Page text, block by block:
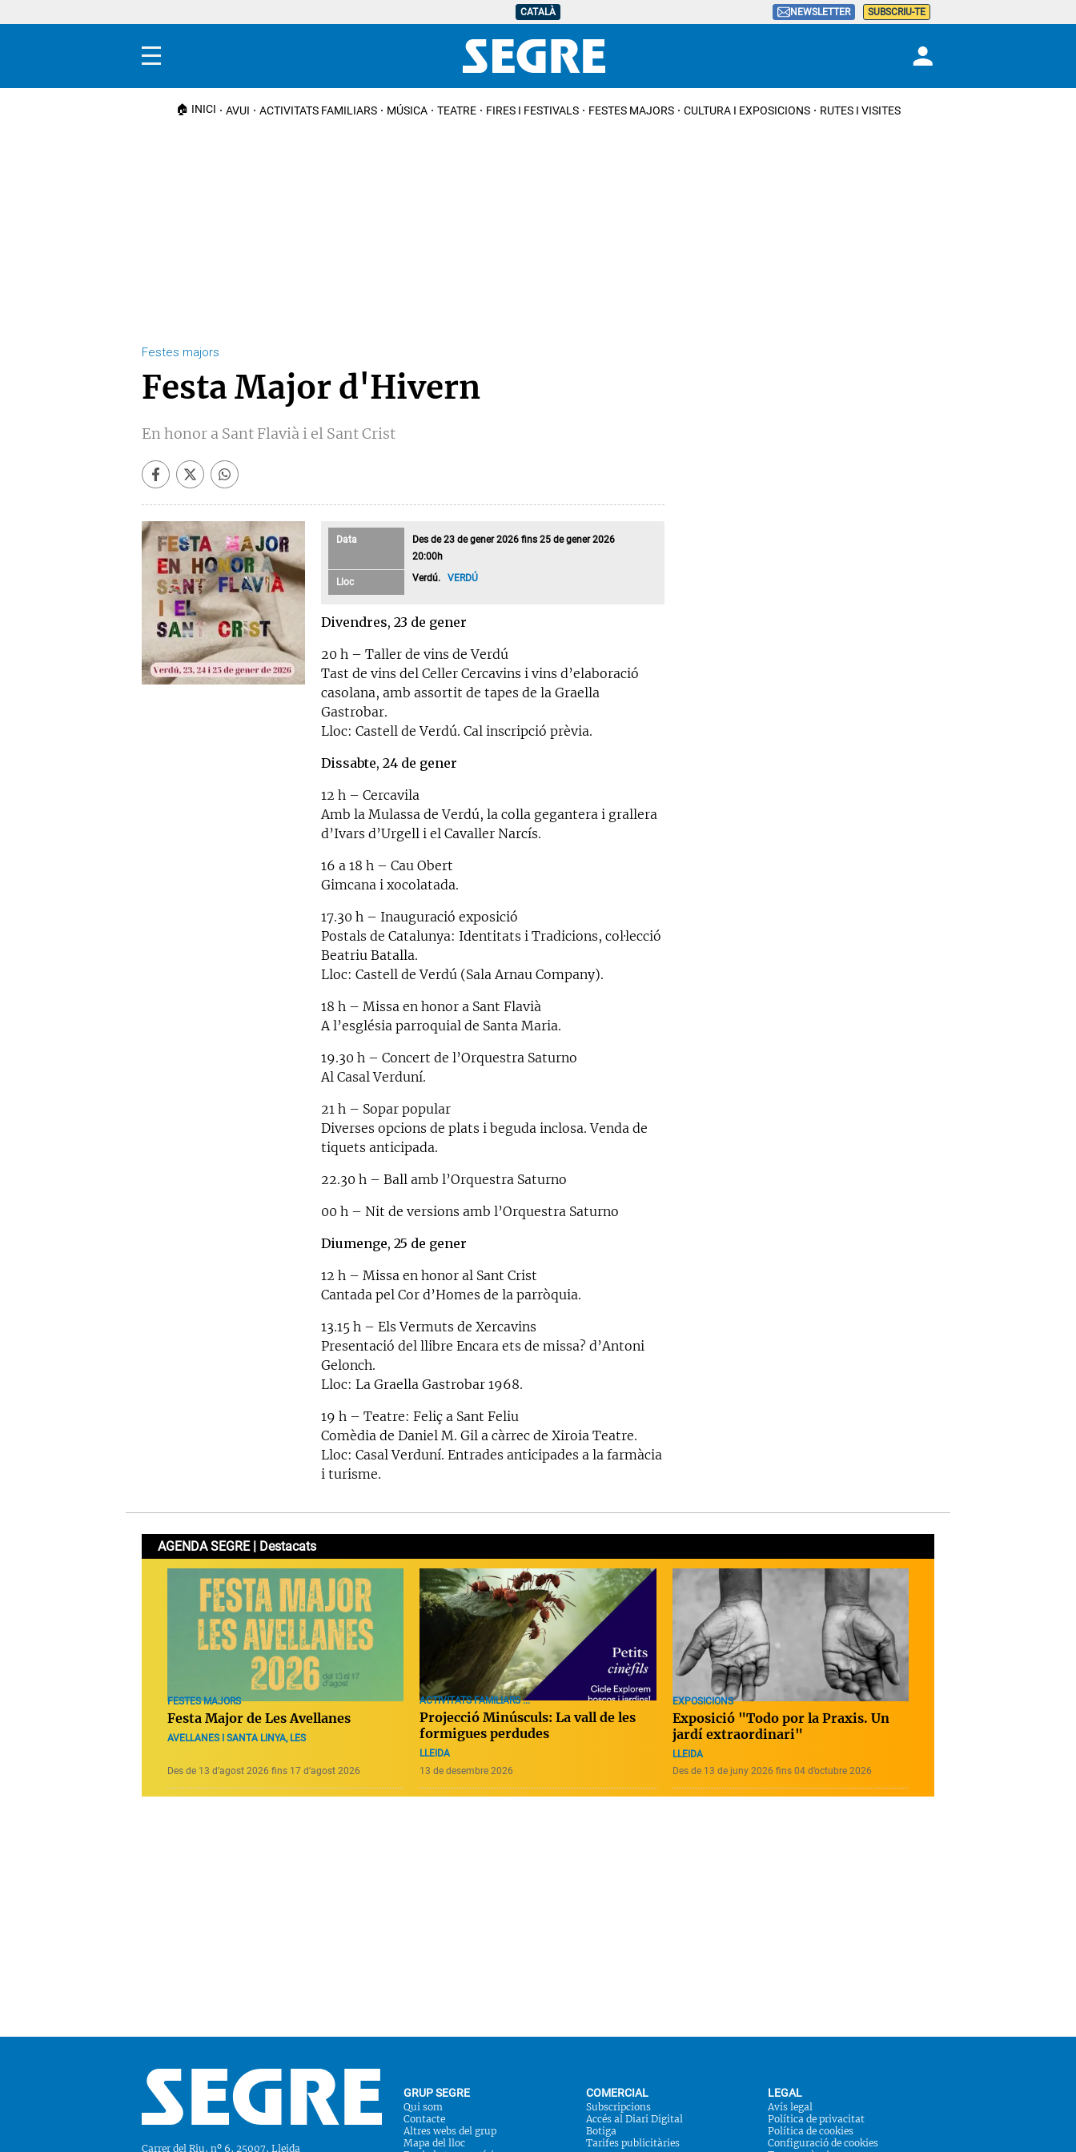
CATALÀ NEWSLETTER SUBSCRIU-TE
Menú
🏠 INICI AVUI ACTIVITATS FAMILIARS MÚSICA TEATRE FIRES I FESTIVALS FESTES MAJORS CULTURA I EXPOSICIONS RUTES I VISITES
Festes majors
Festa Major d'Hivern
En honor a Sant Flavià i el Sant Crist
Data
Des de 23 de gener 2026 fins 25 de gener 2026
20:00h
Lloc Verdú. VERDÚ
Divendres, 23 de gener
20 h – Taller de vins de Verdú
Tast de vins del Celler Cercavins i vins d’elaboració
casolana, amb assortit de tapes de la Graella
Gastrobar.
Lloc: Castell de Verdú. Cal inscripció prèvia.
Dissabte, 24 de gener
12 h – Cercavila
Amb la Mulassa de Verdú, la colla gegantera i grallera
d’Ivars d’Urgell i el Cavaller Narcís.
16 a 18 h – Cau Obert
Gimcana i xocolatada.
17.30 h – Inauguració exposició
Postals de Catalunya: Identitats i Tradicions, col·lecció
Beatriu Batalla.
Lloc: Castell de Verdú (Sala Arnau Company).
18 h – Missa en honor a Sant Flavià
A l’església parroquial de Santa Maria.
19.30 h – Concert de l’Orquestra Saturno
Al Casal Verduní.
21 h – Sopar popular
Diverses opcions de plats i beguda inclosa. Venda de
tiquets anticipada.
22.30 h – Ball amb l’Orquestra Saturno
00 h – Nit de versions amb l’Orquestra Saturno
Diumenge, 25 de gener
12 h – Missa en honor al Sant Crist
Cantada pel Cor d’Homes de la parròquia.
13.15 h – Els Vermuts de Xercavins
Presentació del llibre Encara ets de missa? d’Antoni
Gelonch.
Lloc: La Graella Gastrobar 1968.
19 h – Teatre: Feliç a Sant Feliu
Comèdia de Daniel M. Gil a càrrec de Xiroia Teatre.
Lloc: Casal Verduní. Entrades anticipades a la farmàcia
i turisme.
AGENDA SEGRE | Destacats
FESTES MAJORS
Festa Major de Les Avellanes
AVELLANES I SANTA LINYA, LES
Des de 13 d’agost 2026 fins 17 d’agost 2026
ACTIVITATS FAMILIARS ...
Projecció Minúsculs: La vall de les
formigues perdudes
LLEIDA
13 de desembre 2026
EXPOSICIONS
Exposició "Todo por la Praxis. Un
jardí extraordinari"
LLEIDA
Des de 13 de juny 2026 fins 04 d’octubre 2026
Carrer del Riu, nº 6, 25007, Lleida
GRUP SEGRE
Qui som
Contacte
Altres webs del grup
Mapa del lloc
COMERCIAL
Subscripcions
Accés al Diari Digital
Botiga
Tarifes publicitàries
LEGAL
Avís legal
Política de privacitat
Política de cookies
Configuració de cookies